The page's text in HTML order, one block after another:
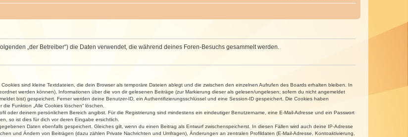
„der Betreiber“) die Daten verwendet, die während deines Foren-Besuchs gesammelt werden.
sind kleine Textdateien, die dein Browser als temporäre Dateien ablegt und die zwischen den einzelnen Aufrufen des Boards erhalten bleiben. In
werden können), Informationen über die von dir gelesenen Beiträge (zur Markierung dieser als gelesen/ungelesen; sofern du nicht angemeldet
bist) gespeichert. Ferner werden deine Benutzer-ID, ein Authentifizierungsschlüssel und eine Session-ID gespeichert. Die Cookies haben
Funktion „Alle Cookies löschen“ löschen.
oder deinem persönlichem Bereich angibst. Für die Registrierung sind mindestens ein eindeutiger Benutzername, eine E-Mail-Adresse und ein Passwort
so ist dies für dich vor deren Eingabe ersichtlich.
Daten ebenfalls gespeichert. Gleiches gilt, wenn du einen Beitrag als Entwurf zwischenspeicherst. In diesen Fällen wird auch deine IP-Adresse
und Ändern von Beiträgen (dazu zählen Private Nachrichten und Umfragen), Änderungen an zentralen Profildaten (E-Mail-Adresse, Kontoaktivierung,